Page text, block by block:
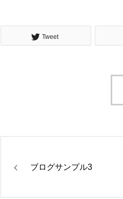
Tweet
ブログサンプル3